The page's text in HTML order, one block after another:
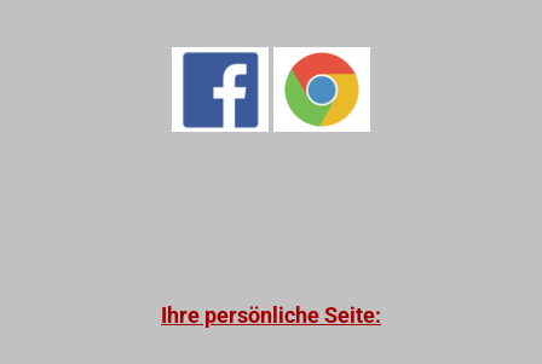
Ihre persönliche Seite: